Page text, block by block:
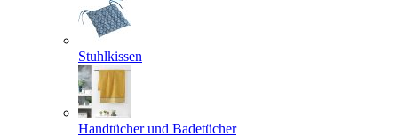
Stuhlkissen
Handtücher und Badetücher